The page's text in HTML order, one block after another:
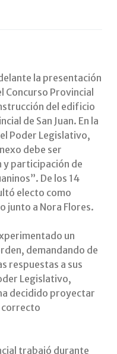
la presentación
Concurso Provincial
del edificio
de San Juan. En la
Poder Legislativo,
debe ser
y participación de
De los 14
electo como
junto a Nora Flores.
un
demandando de
respuestas a sus
Legislativo,
decidido proyectar
correcto
trabajó durante